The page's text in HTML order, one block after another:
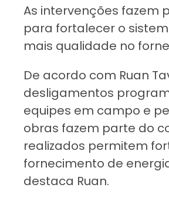
As intervenções fazem
para fortalecer o
mais qualidade no
De acordo com Ruan
desligamentos
equipes em campo e
obras fazem parte do
realizados permitem
fornecimento de
destaca Ruan.